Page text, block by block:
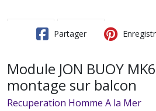
Partager
Module JON BUOY
montage sur balcon
Recuperation Homme A la Mer